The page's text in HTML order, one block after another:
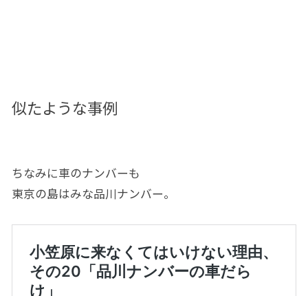
似たような事例
ちなみに車のナンバーも
東京の島はみな品川ナンバー。